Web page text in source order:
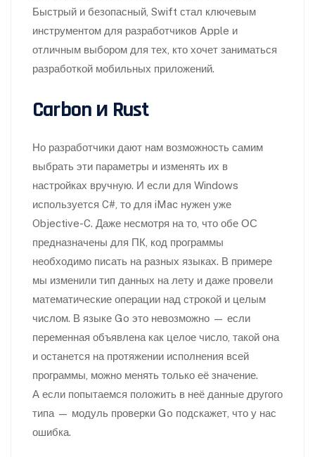
Быстрый и безопасный, Swift стал ключевым
инструментом для разработчиков Apple и
отличным выбором для тех, кто хочет заниматься
разработкой мобильных приложений.
Carbon и Rust
Но разработчики дают нам возможность самим
выбрать эти параметры и изменять их в
настройках вручную. И если для Windows
используется C#, то для iMac нужен уже
Objective-C. Даже несмотря на то, что обе ОС
предназначены для ПК, код программы
необходимо писать на разных языках. В примере
мы изменили тип данных на лету и даже провели
математические операции над строкой и целым
числом. В языке Go это невозможно — если
переменная объявлена как целое число, такой она
и останется на протяжении исполнения всей
программы, можно менять только её значение.
А если попытаемся положить в неё данные другого
типа — модуль проверки Go подскажет, что у нас
ошибка.